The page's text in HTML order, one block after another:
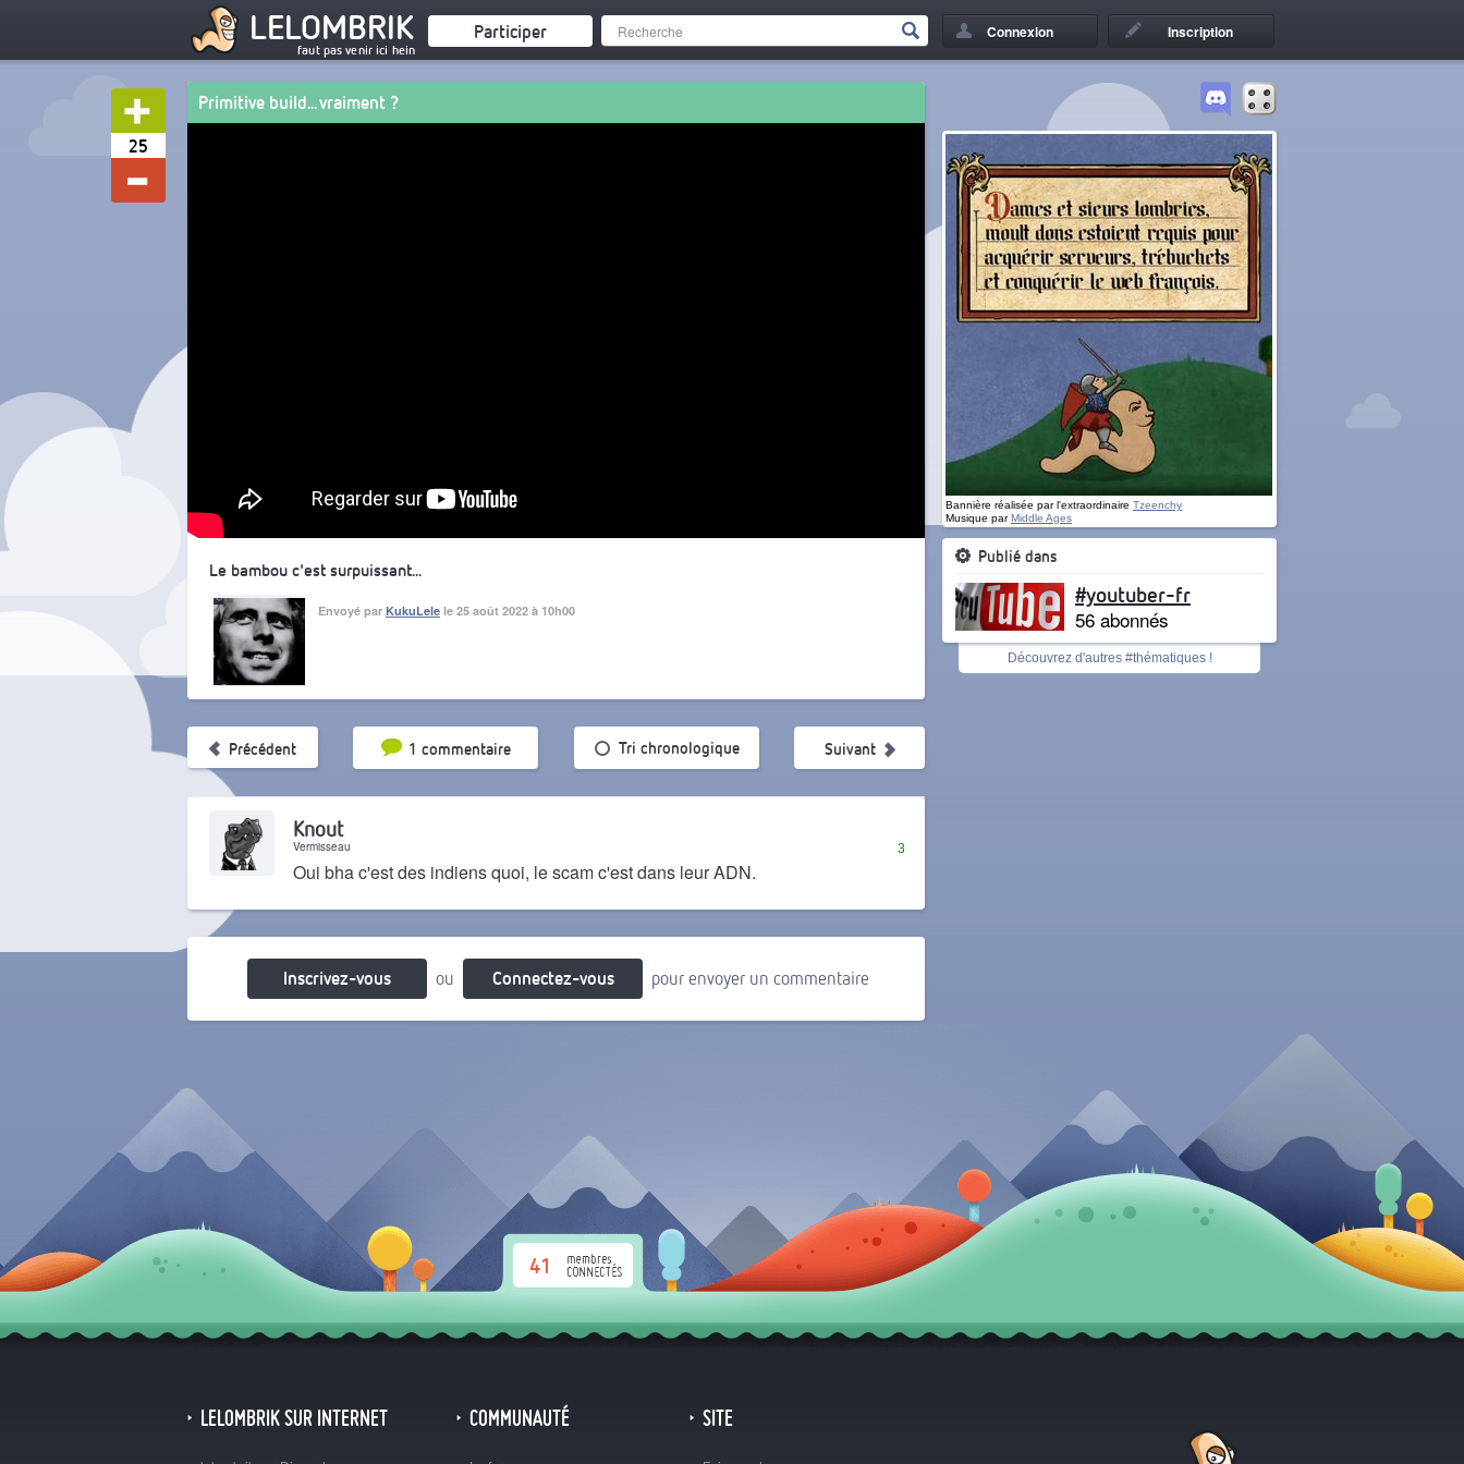
LELOMBRIK
faut pas venir ici hein
Participer Connexion Inscription
25
Primitive build... vraiment ?
Le bambou c'est surpuissant...
Envoyé par KukuLele le 25 août 2022 à 10h00
Précédent 1 commentaire
Tri par popularité Tri chronologique Suivant
3
Knout
Vermisseau
Oui bha c'est des indiens quoi, le scam c'est dans leur ADN.
Inscrivez-vous ou Connectez-vous pour envoyer un commentaire
Bannière réalisée par l'extraordinaire Tzeenchy
Musique parMiddle Ages
Publié dans
#youtuber-fr
56 abonnés
Découvrez d'autres #thématiques !
41
LELOMBRIK SUR INTERNET COMMUNAUTÉ SITE